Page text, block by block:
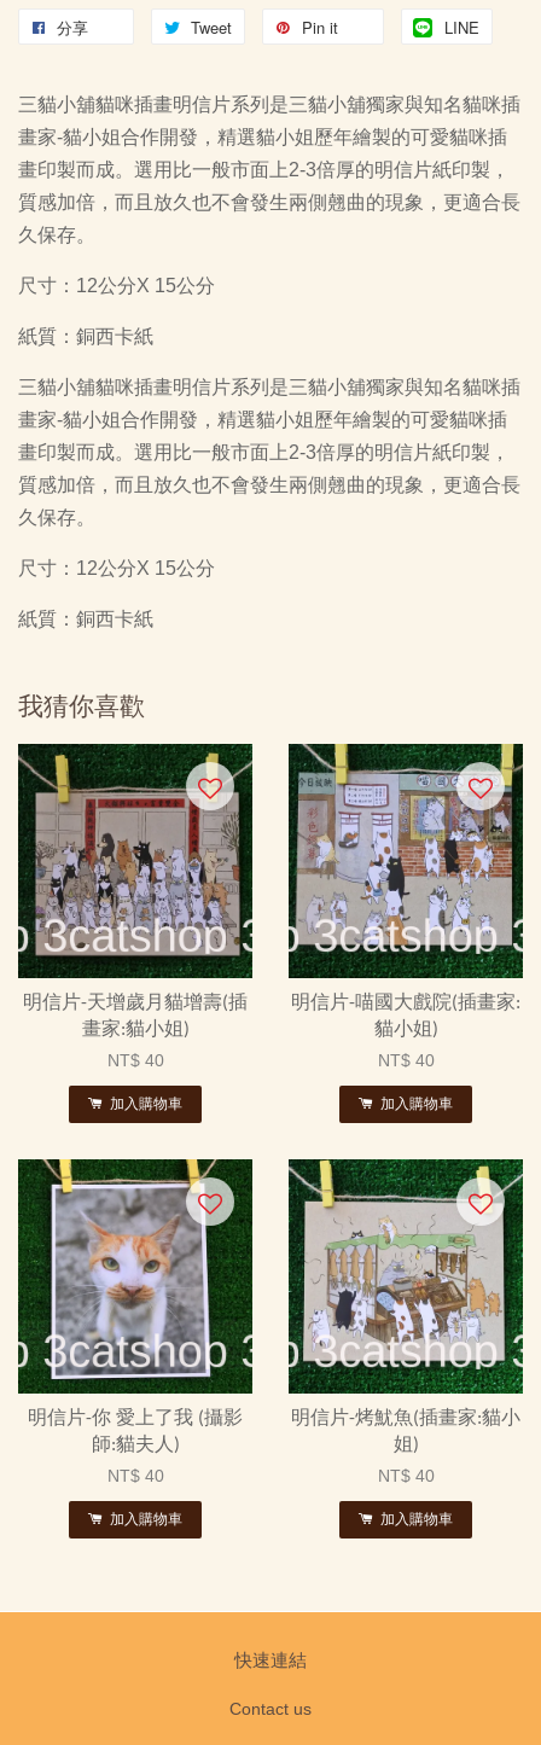
分享 Tweet Pin it LINE
三貓小舖貓咪插畫明信片系列是三貓小舖獨家與知名貓咪插
畫家-貓小姐合作開發，精選貓小姐歷年繪製的可愛貓咪插
畫印製而成。選用比一般市面上2-3倍厚的明信片紙印製，
質感加倍，而且放久也不會發生兩側翹曲的現象，更適合長
久保存。
尺寸：12公分X 15公分
紙質：銅西卡紙
三貓小舖貓咪插畫明信片系列是三貓小舖獨家與知名貓咪插
畫家-貓小姐合作開發，精選貓小姐歷年繪製的可愛貓咪插
畫印製而成。選用比一般市面上2-3倍厚的明信片紙印製，
質感加倍，而且放久也不會發生兩側翹曲的現象，更適合長
久保存。
尺寸：12公分X 15公分
紙質：銅西卡紙
我猜你喜歡
明信片-天增歲月貓增壽(插
畫家:貓小姐)
NT$ 40
加入購物車
明信片-喵國大戲院(插畫家:
貓小姐)
NT$ 40
加入購物車
明信片-你 愛上了我 (攝影
師:貓夫人)
NT$ 40
加入購物車
明信片-烤魷魚(插畫家:貓小
姐)
NT$ 40
加入購物車
快速連結
Contact us